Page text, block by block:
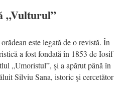
„Vulturul”
este legată de o revistă. În
a fost fondată în 1853 de Iosif
„Umoristul”, şi a apărut până în
Silviu Sana, istoric şi cercetător